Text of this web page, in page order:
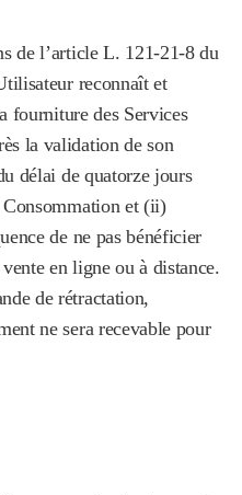
de l’article L. 121-21-8 du
reconnaît et
fourniture des Services
la validation de son
délai de quatorze jours
et (ii)
de ne pas bénéficier
en ligne ou à distance.
de rétractation,
ne sera recevable pour